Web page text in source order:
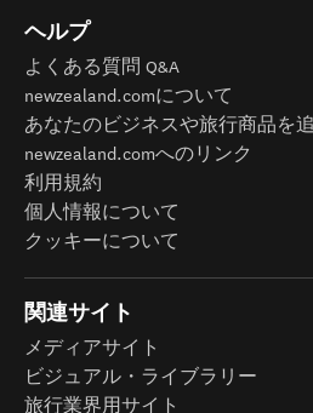
ヘルプ
よくある質問 Q&A
newzealand.comについて
あなたのビジネスや旅行商品を
newzealand.comへのリンク
利用規約
個人情報について
クッキーについて
関連サイト
メディアサイト
ビジュアル・ライブラリー
旅行業界用サイト